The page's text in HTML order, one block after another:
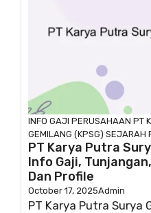
INFO GAJI PERUSAHAAN PT
GEMILANG (KPSG) SEJARAH
PT Karya Putra
Info Gaji,
Dan Profile
October 17, 2025Admin
PT Karya Putra Surya